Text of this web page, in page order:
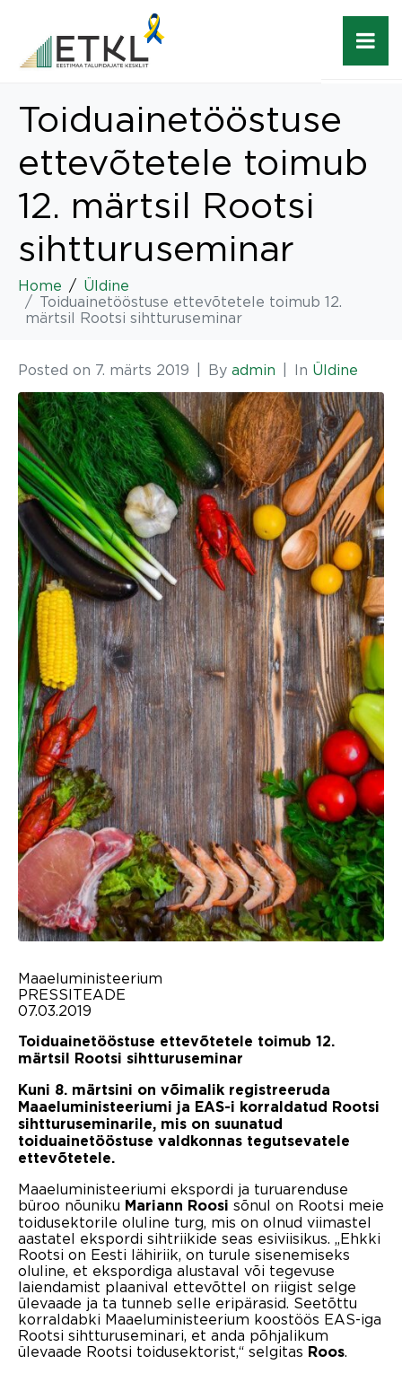
Toiduainetööstuse
ettevõtetele toimub
12. märtsil Rootsi
sihtturuseminar
Home
Üldine
Toiduainetööstuse ettevõtetele toimub 12.
märtsil Rootsi sihtturuseminar
Posted on 7. märts 2019 By admin In Üldine
Maaeluministeerium
PRESSITEADE
07.03.2019
Toiduainetööstuse ettevõtetele toimub 12.
märtsil Rootsi sihtturuseminar
Kuni 8. märtsini on võimalik registreeruda
Maaeluministeeriumi ja EAS-i korraldatud Rootsi
sihtturuseminarile, mis on suunatud
toiduainetööstuse valdkonnas tegutsevatele
ettevõtetele.
Maaeluministeeriumi ekspordi ja turuarenduse
büroo nõuniku Mariann Roosi sõnul on Rootsi meie
toidusektorile oluline turg, mis on olnud viimastel
aastatel ekspordi sihtriikide seas esiviisikus. „Ehkki
Rootsi on Eesti lähiriik, on turule sisenemiseks
oluline, et ekspordiga alustaval või tegevuse
laiendamist plaanival ettevõttel on riigist selge
ülevaade ja ta tunneb selle eripärasid. Seetõttu
korraldabki Maaeluministeerium koostöös EAS-iga
Rootsi sihtturuseminari, et anda põhjalikum
ülevaade Rootsi toidusektorist,“ selgitas Roos.